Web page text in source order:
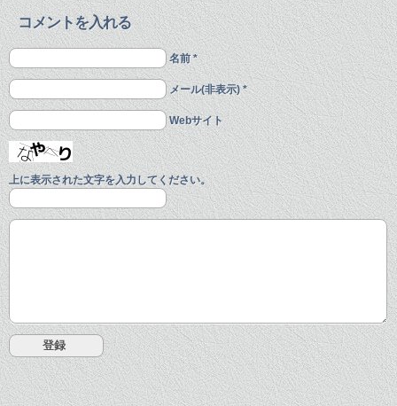
コメントを入れる
名前 *
メール(非表示) *
Webサイト
上に表示された文字を入力してください。